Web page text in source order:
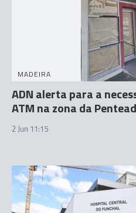
MADEIRA
ADN alerta para a
ATM na zona da
2 Jun 11:15